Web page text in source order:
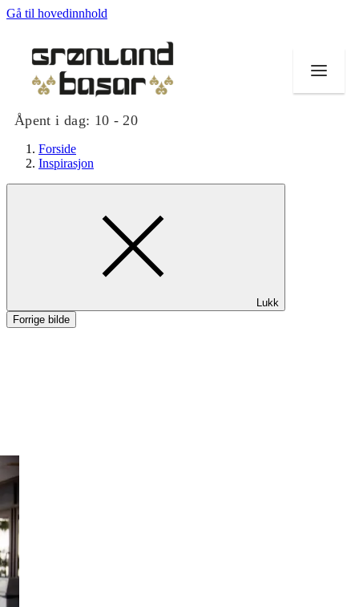
Gå til hovedinnhold
Åpent i dag: 10 - 20
Mat og drikke
Tilbud
Forside
Inspirasjon
Lukk
Forrige bilde